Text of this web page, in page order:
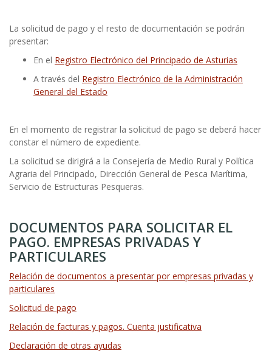
La solicitud de pago y el resto de documentación se podrán
presentar:
En el Registro Electrónico del Principado de Asturias
A través del Registro Electrónico de la Administración
General del Estado
En el momento de registrar la solicitud de pago se deberá hacer
constar el número de expediente.
La solicitud se dirigirá a la Consejería de Medio Rural y Política
Agraria del Principado, Dirección General de Pesca Marítima,
Servicio de Estructuras Pesqueras.
DOCUMENTOS PARA SOLICITAR EL
PAGO. EMPRESAS PRIVADAS Y
PARTICULARES
Relación de documentos a presentar por empresas privadas y
particulares
Solicitud de pago
Relación de facturas y pagos. Cuenta justificativa
Declaración de otras ayudas